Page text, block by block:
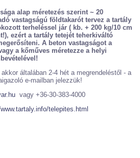
alap méretezés szerint ~ 20
vastagságú földtakarót tervez a tartály
terheléssel jár ( kb. + 200 kg/10 cm
ezért a tartály tetejét teherkiváltó
A beton vastagságot a
a kőműves méretezze a helyi
általában 2-4 hét a megrendeléstől - a
e-mailban jelezzük!
vagy +36-30-383-4000
telepites.html